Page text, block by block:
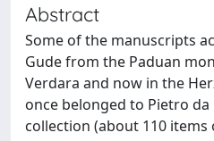
Abstract
Some of the manuscripts
Gude from the Paduan
Verdara and now in the
once belonged to Pietro
collection (about 110